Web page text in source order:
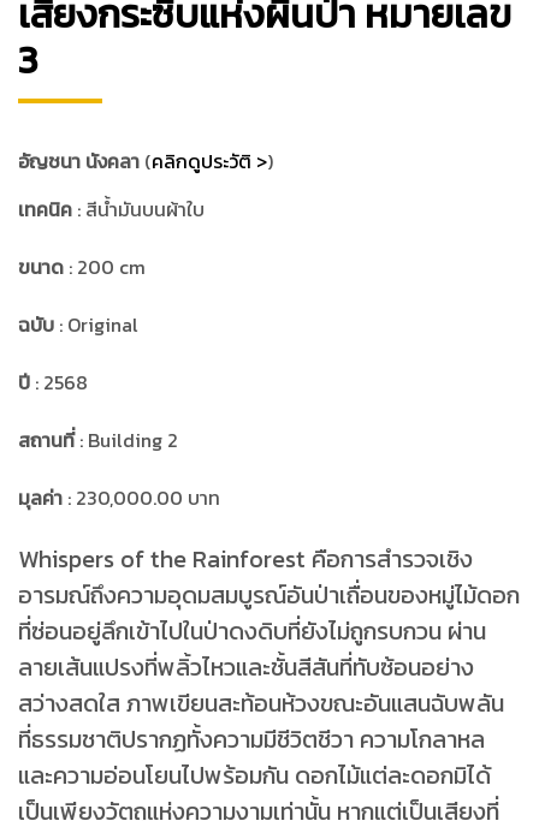
เสียงกระซิบแห่งผืนป่า หมายเลข
3
อัญชนา นังคลา (คลิกดูประวัติ >)
เทคนิค : สีน้ำมันบนผ้าใบ
ขนาด : 200 cm
ฉบับ : Original
ปี : 2568
สถานที่: Building 2
มุลค่า : 230,000.00 บาท
Whispers of the Rainforest คือการสำรวจเชิง
อารมณ์ถึงความอุดมสมบูรณ์อันป่าเถื่อนของหมู่ไม้ดอก
ที่ซ่อนอยู่ลึกเข้าไปในป่าดงดิบที่ยังไม่ถูกรบกวน ผ่าน
ลายเส้นแปรงที่พลิ้วไหวและชั้นสีสันที่ทับซ้อนอย่าง
สว่างสดใส ภาพเขียนสะท้อนห้วงขณะอันแสนฉับพลัน
ที่ธรรมชาติปรากฏทั้งความมีชีวิตชีวา ความโกลาหล
และความอ่อนโยนไปพร้อมกัน ดอกไม้แต่ละดอกมิได้
เป็นเพียงวัตถุแห่งความงามเท่านั้น หากแต่เป็นเสียงที่